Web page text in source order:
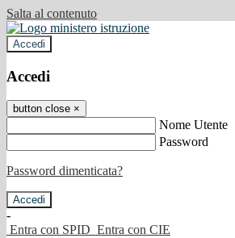
Salta al contenuto
Accedi
Accedi
button close ×
Nome Utente
Password
Password dimenticata?
-
Entra con SPID Entra con CIE